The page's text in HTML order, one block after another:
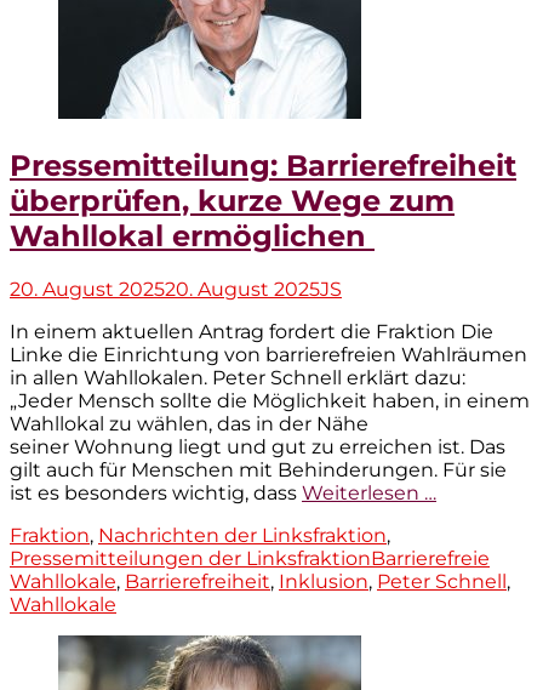
Pressemitteilung: Barrierefreiheit
überprüfen, kurze Wege zum
Wahllokal ermöglichen
Veröffentlicht
20. August 202520. August 2025Autor
JS
In einem aktuellen Antrag fordert die Fraktion Die
Linke die Einrichtung von barrierefreien Wahlräumen
in allen Wahllokalen. Peter Schnell erklärt dazu:
„Jeder Mensch sollte die Möglichkeit haben, in einem
Wahllokal zu wählen, das in der Nähe
seiner Wohnung liegt und gut zu erreichen ist. Das
gilt auch für Menschen mit Behinderungen. Für sie
ist es besonders wichtig, dass Weiterlesen …
Kategorien
Fraktion, Nachrichten der Linksfraktion,
Pressemitteilungen der LinksfraktionTags
Barrierefreie
Wahllokale, Barrierefreiheit, Inklusion, Peter Schnell,
Wahllokale